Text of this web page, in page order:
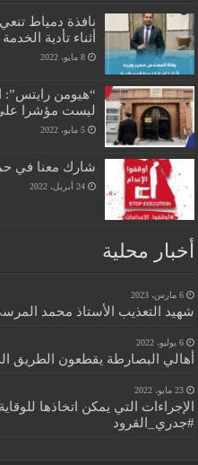
نافذة دمياط
أثناء تأدية
8 مايو، 2022
“هيومن رايتس”:
ليست مؤشرا على
5 مايو، 2022
شارك معنا في
24 أبريل، 2022
أخبار محلية
6 مارس، 2023
شهيد التعذيب الأستاذ محمد
6 يوليو، 2022
أهالي البصارطة يقطعون الطريق
23 مايو، 2022
الإجراءات التي يمكن اتخاذها
#جدري_القرود